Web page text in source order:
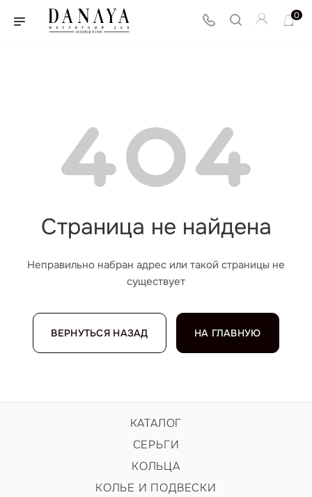
0
Страница не найдена
Неправильно набран адрес или такой страницы не
существует
ВЕРНУТЬСЯ НАЗАД НА ГЛАВНУЮ
КАТАЛОГ
СЕРЬГИ
КОЛЬЦА
КОЛЬЕ И ПОДВЕСКИ